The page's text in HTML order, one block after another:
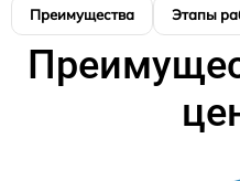
Преимущества Этапы